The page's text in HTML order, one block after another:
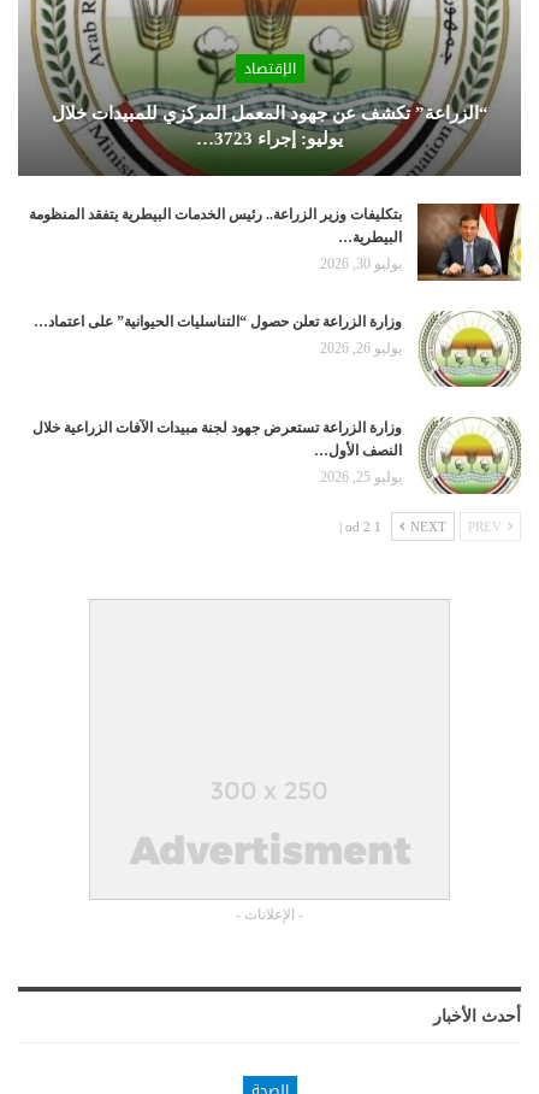
الإقتصاد
“الزراعة” تكشف عن جهود المعمل المركزي للمبيدات خلال
يوليو: إجراء 3723…
بتكليفات وزير الزراعة.. رئيس الخدمات البيطرية يتفقد المنظومة
البيطرية…
يوليو 30, 2026
وزارة الزراعة تعلن حصول “التناسليات الحيوانية” على اعتماد…
يوليو 26, 2026
وزارة الزراعة تستعرض جهود لجنة مبيدات الآفات الزراعية خلال
النصف الأول…
يوليو 25, 2026
NEXT
1 od 2 |
- الإعلانات -
أحدث الأخبار